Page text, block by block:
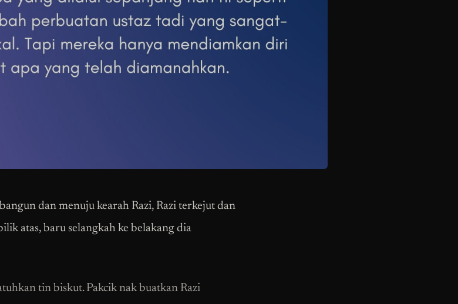
dan menuju kearah Razi, Razi terkejut dan
atas, baru selangkah ke belakang dia
tin biskut. Pakcik nak buatkan Razi